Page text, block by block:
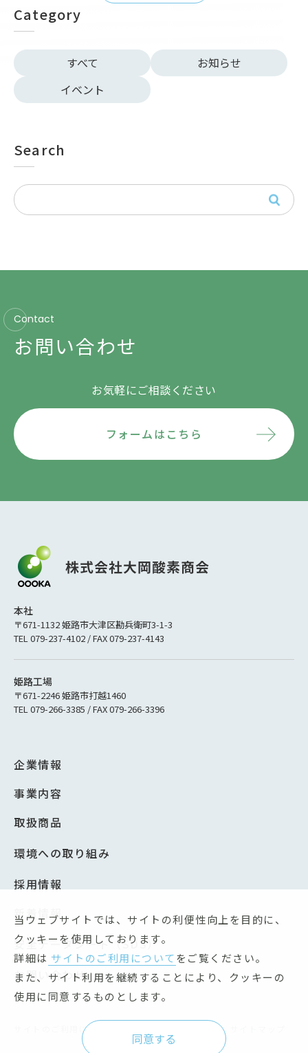
Category
すべて
お知らせ
イベント
Search
Contact
お問い合わせ
お気軽にご相談ください
フォームはこちら
本社
〒671-1132 姫路市大津区勘兵衛町3-1-3
TEL 079-237-4102 / FAX 079-237-4143
姫路工場
〒671-2246 姫路市打越1460
TEL 079-266-3385 / FAX 079-266-3396
企業情報
事業内容
取扱商品
環境への取り組み
採用情報
新着情報
安全データシート（SDS）
お問い合わせ
サイトのご利用について
当ウェブサイトでは、サイトの利便性向上を目的に、
クッキーを使用しております。
詳細は サイトのご利用についてをご覧ください。
また、サイト利用を継続することにより、クッキーの
使用に同意するものとします。
同意する